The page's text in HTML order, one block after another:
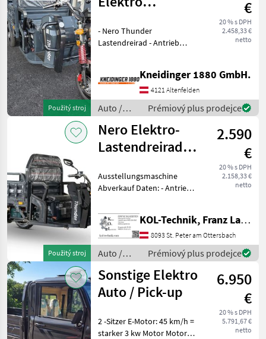
Použitý stroj
€
20 % s DPH
2.458,33 €
netto
- Nero Thunder
Lastendreirad - Antrieb
Reichweite 60 - 80 km -
Geschwindigkeit 25 km/h -
Ladefläche 143 x 98
Kneidinger 1880 GmbH.
4121 Altenfelden
Auto /
Motocykle
/ Nero
Prémiový plus prodejce
Použitý stroj
Nero Elektro-
Lastendreirad/Tuk-
2.590
€
20 % s DPH
2.158,33 €
netto
Ausstellungsmaschine
Abverkauf Daten: - Antrieb:
Batterie: 60 V, 45 Ah -
Bremse: Scheibenbremse
vorne, Trommelbremse
hinten - Max. G
KOL-Technik, Franz Lampl-Küssner
8093 St. Peter am Ottersbach
Auto /
Motocykle
/ Nero
Prémiový plus prodejce
Sonstige Elektro
Auto / Pick-up
6.950
€
20 % s DPH
5.791,67 €
netto
2 -Sitzer E-Motor: 45 km/h =
starker 3 kw Motor Motor